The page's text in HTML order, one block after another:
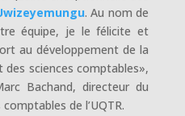
. Au nom de
équipe, je le félicite et
au développement de la
sciences comptables»,
Bachand, directeur du
de l’UQTR.